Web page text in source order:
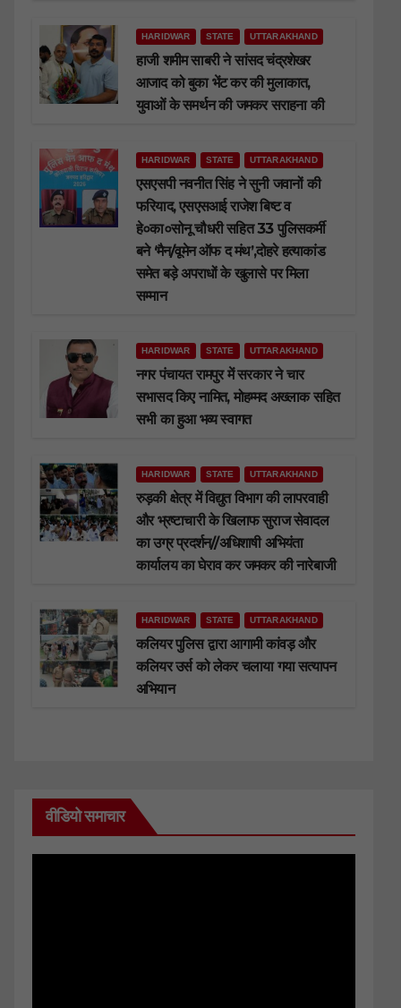
HARIDWAR STATE UTTARAKHAND
हाजी शमीम साबरी ने सांसद चंद्रशेखर
आजाद को बुका भेंट कर की मुलाकात,
युवाओं के समर्थन की जमकर सराहना की
HARIDWAR STATE UTTARAKHAND
एसएसपी नवनीत सिंह ने सुनी जवानों की
फरियाद, एसएसआई राजेश बिष्ट व
हे०का०सोनू चौधरी सहित 33 पुलिसकर्मी
बने ‘मैन/वूमेन ऑफ द मंथ’,दोहरे हत्याकांड
समेत बड़े अपराधों के खुलासे पर मिला
सम्मान
HARIDWAR STATE UTTARAKHAND
नगर पंचायत रामपुर में सरकार ने चार
सभासद किए नामित, मोहम्मद अख्लाक सहित
सभी का हुआ भव्य स्वागत
HARIDWAR STATE UTTARAKHAND
रुड़की क्षेत्र में विद्युत विभाग की लापरवाही
और भ्रष्टाचारी के खिलाफ सुराज सेवादल
का उग्र प्रदर्शन//अधिशाषी अभियंता
कार्यालय का घेराव कर जमकर की नारेबाजी
HARIDWAR STATE UTTARAKHAND
कलियर पुलिस द्वारा आगामी कांवड़ और
कलियर उर्स को लेकर चलाया गया सत्यापन
अभियान
वीडियो समाचार